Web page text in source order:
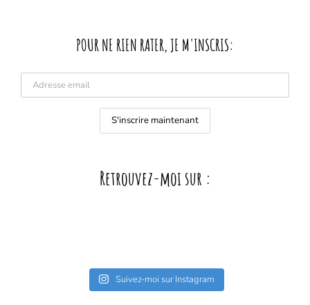
POUR NE RIEN RATER, JE M'INSCRIS:
Retrouvez-moi sur :
Suivez-moi sur Instagram